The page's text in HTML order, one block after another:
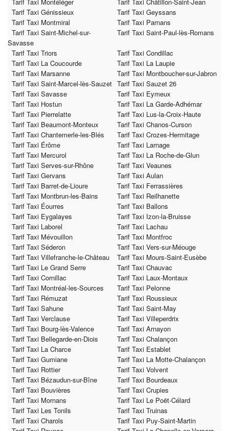
Tarif Taxi Génissieux
Tarif Taxi Geyssans
Tarif Taxi Montmiral
Tarif Taxi Parnans
Tarif Taxi Saint-Michel-sur-
Savasse
Tarif Taxi Saint-Paul-lès-Romans
Tarif Taxi Triors
Tarif Taxi Condillac
Tarif Taxi La Coucourde
Tarif Taxi La Laupie
Tarif Taxi Marsanne
Tarif Taxi Montboucher-sur-Jabron
Tarif Taxi Saint-Marcel-lès-Sauzet Tarif Taxi Sauzet 26
Tarif Taxi Savasse
Tarif Taxi Eymeux
Tarif Taxi Hostun
Tarif Taxi La Garde-Adhémar
Tarif Taxi Pierrelatte
Tarif Taxi Lus-la-Croix-Haute
Tarif Taxi Beaumont-Monteux
Tarif Taxi Chanos-Curson
Tarif Taxi Chantemerle-les-Blés
Tarif Taxi Crozes-Hermitage
Tarif Taxi Érôme
Tarif Taxi Larnage
Tarif Taxi Mercurol
Tarif Taxi La Roche-de-Glun
Tarif Taxi Serves-sur-Rhône
Tarif Taxi Veaunes
Tarif Taxi Gervans
Tarif Taxi Aulan
Tarif Taxi Barret-de-Lioure
Tarif Taxi Ferrassières
Tarif Taxi Montbrun-les-Bains
Tarif Taxi Reilhanette
Tarif Taxi Éourres
Tarif Taxi Ballons
Tarif Taxi Eygalayes
Tarif Taxi Izon-la-Bruisse
Tarif Taxi Laborel
Tarif Taxi Lachau
Tarif Taxi Mévouillon
Tarif Taxi Montfroc
Tarif Taxi Séderon
Tarif Taxi Vers-sur-Méouge
Tarif Taxi Villefranche-le-Château
Tarif Taxi Mours-Saint-Eusèbe
Tarif Taxi Le Grand Serre
Tarif Taxi Chauvac
Tarif Taxi Cornillac
Tarif Taxi Laux-Montaux
Tarif Taxi Montréal-les-Sources
Tarif Taxi Pelonne
Tarif Taxi Rémuzat
Tarif Taxi Roussieux
Tarif Taxi Sahune
Tarif Taxi Saint-May
Tarif Taxi Verclause
Tarif Taxi Villeperdrix
Tarif Taxi Bourg-lès-Valence
Tarif Taxi Arnayon
Tarif Taxi Bellegarde-en-Diois
Tarif Taxi Chalançon
Tarif Taxi La Charce
Tarif Taxi Establet
Tarif Taxi Gumiane
Tarif Taxi La Motte-Chalançon
Tarif Taxi Rottier
Tarif Taxi Volvent
Tarif Taxi Bézaudun-sur-Bîne
Tarif Taxi Bourdeaux
Tarif Taxi Bouvières
Tarif Taxi Crupies
Tarif Taxi Mornans
Tarif Taxi Le Poët-Célard
Tarif Taxi Les Tonils
Tarif Taxi Truinas
Tarif Taxi Charols
Tarif Taxi Puy-Saint-Martin